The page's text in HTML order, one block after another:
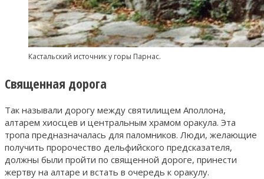
Кастальский источник у горы Парнас.
Священная дорога
Так называли дорогу между святилищем Аполлона,
алтарем хиосцев и центральным храмом оракула. Эта
тропа предназначалась для паломников. Люди, желающие
получить пророчество дельфийского предсказателя,
должны были пройти по священной дороге, принести
жертву на алтаре и встать в очередь к оракулу.